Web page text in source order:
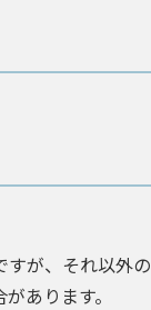
すが、それ以外の
あります。